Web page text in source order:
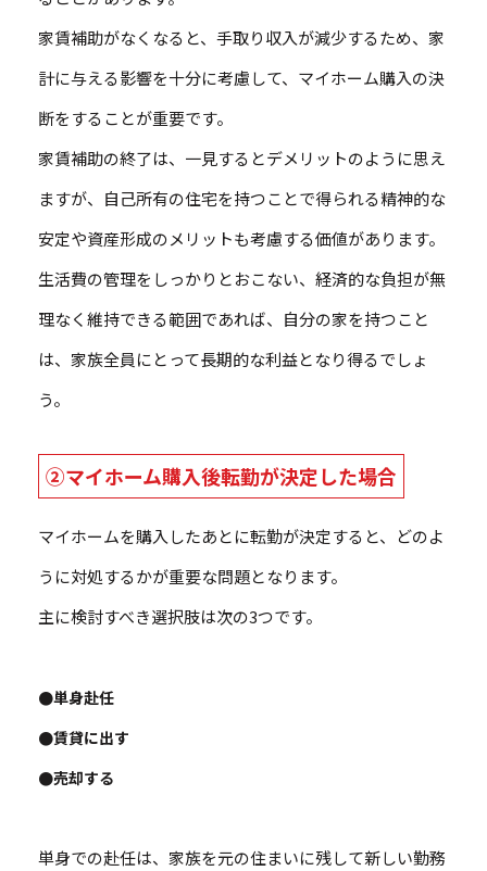
家賃補助がなくなると、手取り収入が減少するため、家
計に与える影響を十分に考慮して、マイホーム購入の決
断をすることが重要です。
家賃補助の終了は、一見するとデメリットのように思え
ますが、自己所有の住宅を持つことで得られる精神的な
安定や資産形成のメリットも考慮する価値があります。
生活費の管理をしっかりとおこない、経済的な負担が無
理なく維持できる範囲であれば、自分の家を持つこと
は、家族全員にとって長期的な利益となり得るでしょ
う。
②マイホーム購入後転勤が決定した場合
マイホームを購入したあとに転勤が決定すると、どのよ
うに対処するかが重要な問題となります。
主に検討すべき選択肢は次の3つです。
●単身赴任
●賃貸に出す
●売却する
単身での赴任は、家族を元の住まいに残して新しい勤務